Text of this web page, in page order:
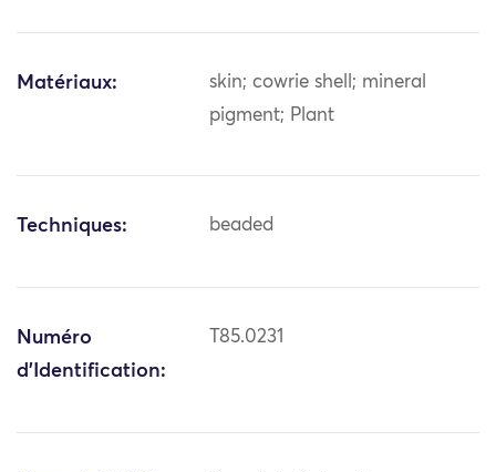
Matériaux:
skin; cowrie shell; mineral
pigment; Plant
Techniques: beaded
Numéro
d'Identification:
T85.0231